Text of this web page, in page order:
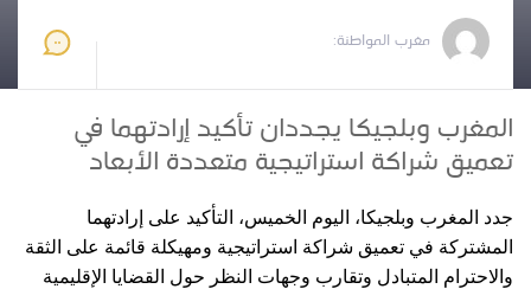
مغرب المواطنة:
المغرب وبلجيكا يجددان تأكيد إرادتهما في
تعميق شراكة استراتيجية متعددة الأبعاد
جدد المغرب وبلجيكا، اليوم الخميس، التأكيد على إرادتهما
المشتركة في تعميق شراكة استراتيجية ومهيكلة قائمة على الثقة
والاحترام المتبادل وتقارب وجهات النظر حول القضايا الإقليمية